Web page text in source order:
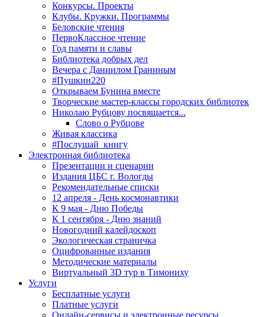
Конкурсы. Проекты
Клубы. Кружки. Программы
Беловские чтения
ПервоКлассное чтение
Год памяти и славы
Библиотека добрых дел
Вечера с Даниилом Граниным
#Пушкин220
Открываем Бунина вместе
Творческие мастер-классы городских библиотек
Николаю Рубцову посвящается...
Слово о Рубцове
Живая классика
#Послушай_книгу
Электронная библиотека
Презентации и сценарии
Издания ЦБС г. Вологды
Рекомендательные списки
12 апреля - День космонавтики
К 9 мая - Дню Победы
К 1 сентября - Дню знаний
Новогодний калейдоскоп
Экологическая страничка
Оцифрованные издания
Методические материалы
Виртуальный 3D тур в Тимониху
Услуги
Бесплатные услуги
Платные услуги
Онлайн-сервисы и электронные ресурсы